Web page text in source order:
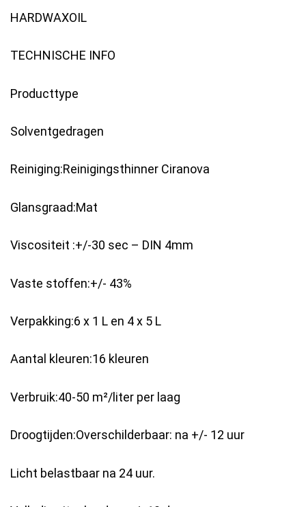
HARDWAXOIL
TECHNISCHE INFO
Producttype
Solventgedragen
Reiniging:Reinigingsthinner Ciranova
Glansgraad:Mat
Viscositeit :+/-30 sec – DIN 4mm
Vaste stoffen:+/- 43%
Verpakking:6 x 1 L en 4 x 5 L
Aantal kleuren:16 kleuren
Verbruik:40-50 m²/liter per laag
Droogtijden:Overschilderbaar: na +/- 12 uur
Licht belastbaar na 24 uur.